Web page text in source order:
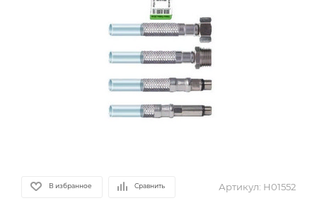
В избранное Сравнить Артикул: Н01552